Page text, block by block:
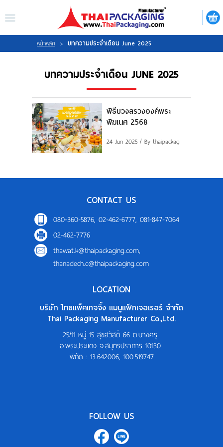
ไทย ENGLISH
LOGIN REGISTER
My Wishlist
หน้าหลัก
เกี่ยวกับเรา
สินค้า
ร่วมงานกับเรา
หน้าหลัก > บทความประจำเดือน June 2025
บทความประจำเดือน JUNE 2025
พิธีบวงสรวงองค์พระ
พิฆเนศ 2568
24 Jun 2025 / By thaipackag
CONTACT US
080-360-5876, 02-462-6777, 081-847-7064
02-462-7776
thawat.k@thaipackaging.com,
thanadech.c@thaipackaging.com
LOCATION
บริษัท ไทยแพ็คเกจจิ้ง แมนูแฟ็กเจอเรอร์ จำกัด
Thai Packaging Manufacturer Co.,Ltd.
25/11 หมู่ 15 สุขสวัสดิ์ 66 ต.บางครุ
อ.พระประแดง จ.สมุทรปราการ 10130
พิกัด : 13.642006, 100.519747
FOLLOW US